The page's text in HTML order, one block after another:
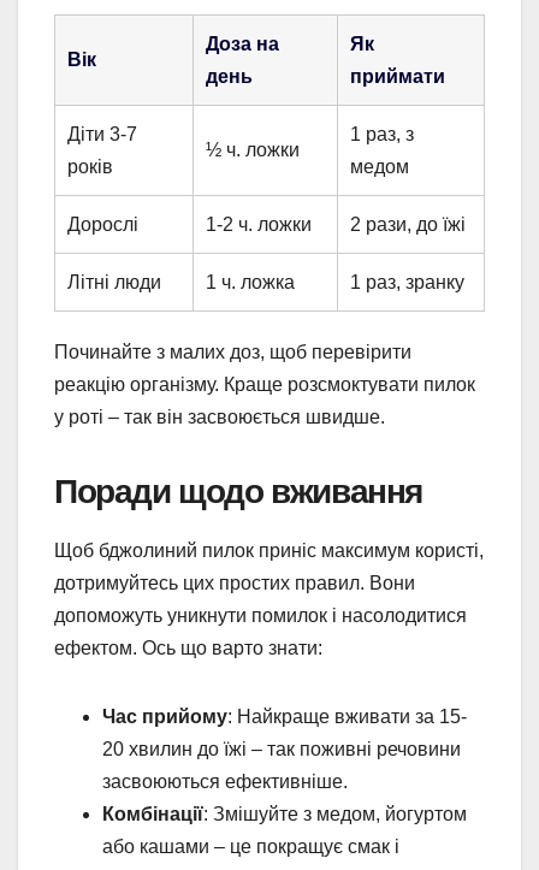
Вік
Доза на
день
Як
приймати
Діти 3-7
років
½ ч. ложки
1 раз, з
медом
Дорослі 1-2 ч. ложки 2 рази, до їжі
Літні люди 1 ч. ложка 1 раз, зранку
Починайте з малих доз, щоб перевірити
реакцію організму. Краще розсмоктувати пилок
у роті – так він засвоюється швидше.
Поради щодо вживання
Щоб бджолиний пилок приніс максимум користі,
дотримуйтесь цих простих правил. Вони
допоможуть уникнути помилок і насолодитися
ефектом. Ось що варто знати:
Час прийому: Найкраще вживати за 15-
20 хвилин до їжі – так поживні речовини
засвоюються ефективніше.
Комбінації: Змішуйте з медом, йогуртом
або кашами – це покращує смак і